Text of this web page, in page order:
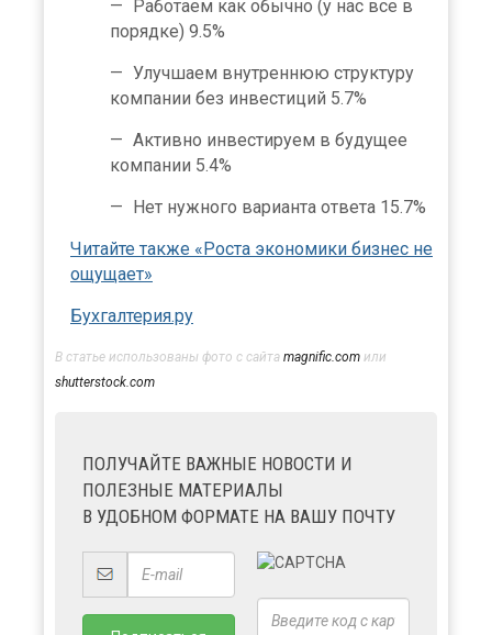
Работаем как обычно (у нас все в
порядке) 9.5%
Улучшаем внутреннюю структуру
компании без инвестиций 5.7%
Активно инвестируем в будущее
компании 5.4%
Нет нужного варианта ответа 15.7%
Читайте также «Роста экономики бизнес не
ощущает»
Бухгалтерия.ру
В статье использованы фото с сайта magnific.com или
shutterstock.com
ПОЛУЧАЙТЕ ВАЖНЫЕ НОВОСТИ И
ПОЛЕЗНЫЕ МАТЕРИАЛЫ
В УДОБНОМ ФОРМАТЕ НА ВАШУ ПОЧТУ